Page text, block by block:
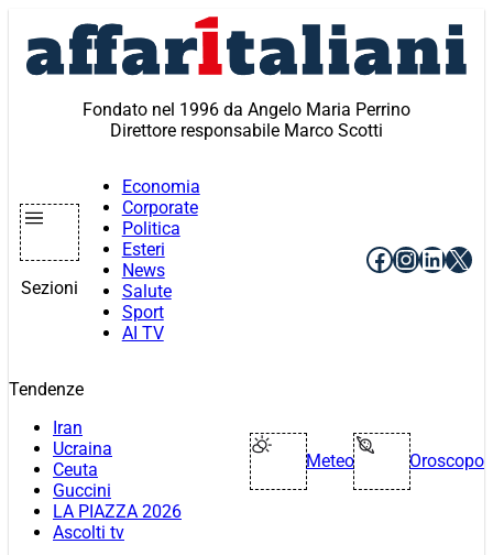
contenuto
Fondato nel 1996 da Angelo Maria Perrino
Direttore responsabile Marco Scotti
Sezioni
Economia
Corporate
Politica
Esteri
News
Salute
Sport
AI TV
Facebook
X
Tendenze
Iran
Ucraina
Ceuta
Guccini
LA PIAZZA 2026
Ascolti tv
Meteo Oroscopo